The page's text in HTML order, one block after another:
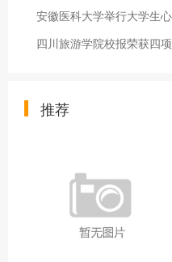
安徽医科大学举行大学生
四川旅游学院校报荣获四
推荐